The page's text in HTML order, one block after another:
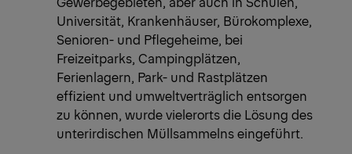
Universität, Krankenhäuser, Bürokomplexe,
Senioren- und Pflegeheime, bei
Freizeitparks, Campingplätzen,
Ferienlagern, Park- und Rastplätzen
effizient und umweltverträglich entsorgen
zu können, wurde vielerorts die Lösung des
unterirdischen Müllsammelns eingeführt.